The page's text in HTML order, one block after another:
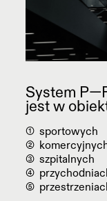
STREFA
System
jest w
sportowych
szpitalnych